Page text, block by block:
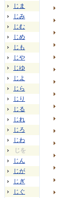
じま
じみ
じむ
じめ
じも
じや
じゆ
じよ
じら
じり
じる
じれ
じろ
じわ
じを
じん
じが
じぎ
じぐ